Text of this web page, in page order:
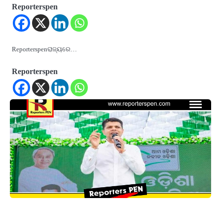
Reporterspen
Reporterspenରାଜ୍ୟରେ…
Reporterspen